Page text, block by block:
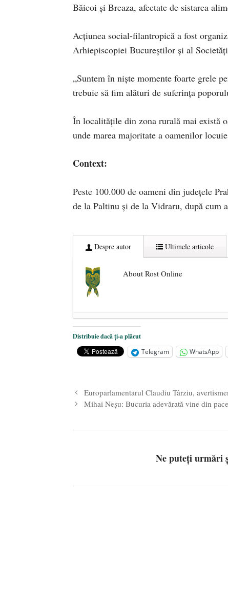
Băicoi și Breaza, afectate de sistarea
Acțiunea social-filantropică a fost
Arhiepiscopiei Bucureștilor și al
„Suntem în niște momente foarte grele
trebuie să fim alături de suferința
În localitățile din zona rurală mai există
unde marea majoritate a oamenilor
Context:
Peste 100.000 de oameni din județele
de la Paltinu și de la Vidraru, după cum
Despre autor Ultimele articole
About Rost Online
Dezvăluiri cutremurătoare despre
Statul care servește Națiunea - 21
Legea Vexler produce efecte.
Distribuie dacă ți-a plăcut
Telegram
WhatsApp
Europarlamentarul Claudiu Târziu,
Mihai Neșu: Bucuria adevărată vine din
Ne puteți urmări